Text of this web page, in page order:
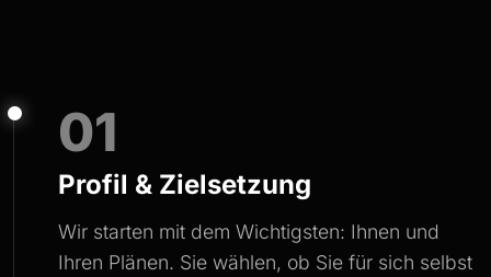
Wir gehen von einer Marktrendite (z.B. MSCI World) von
ca. 9% p.a. aus. Kosten für ETFs sind in dieser Annahme
Ausgabeaufschläge.
4. Kapitalverzehr:
Bei aktivierter Option wird das Vermögen so kalkuliert,
dass es theoretisch am Ende der Lebenserwartung
01
Profil & Zielsetzung
Wir starten mit dem Wichtigsten: Ihnen und
Ihren Plänen. Sie wählen, ob Sie für sich selbst